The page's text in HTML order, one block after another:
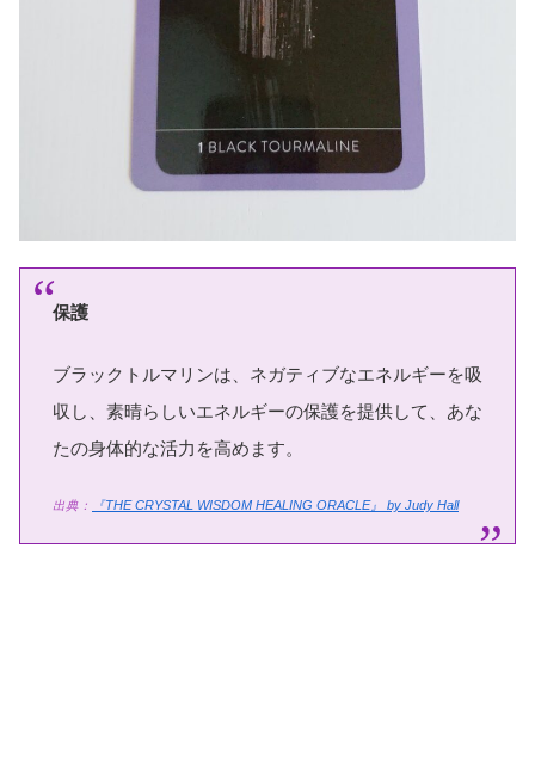
保護
ブラックトルマリンは、ネガティブなエネルギーを吸
収し、素晴らしいエネルギーの保護を提供して、あな
たの身体的な活力を高めます。
出典： 『THE CRYSTAL WISDOM HEALING ORACLE』 by Judy Hall